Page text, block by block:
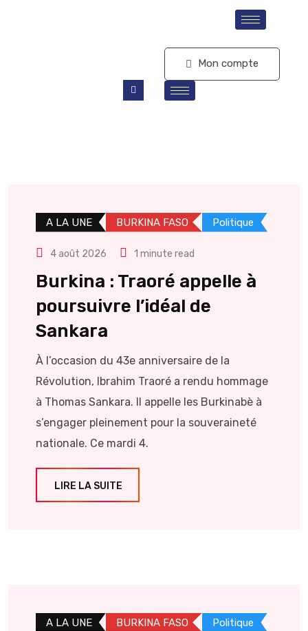
Mon compte
A LA UNE BURKINA FASO Politique
4 août 2026 1 minute read
Burkina : Traoré appelle à
poursuivre l’idéal de
Sankara
À l’occasion du 43e anniversaire de la
Révolution, Ibrahim Traoré a rendu hommage
à Thomas Sankara. Il appelle les Burkinabè à
s’engager pleinement pour la souveraineté
nationale. Ce mardi 4.
LIRE LA SUITE
A LA UNE BURKINA FASO Politique